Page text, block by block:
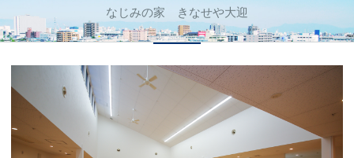
なじみの家 きなせや大迎